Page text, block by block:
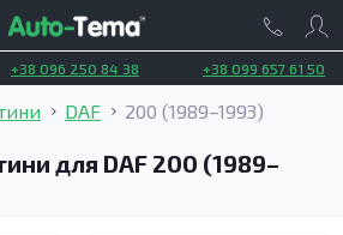
+38 096 250 84 38 +38 099 657 61 50
DAF 200 (1989–1993)
для DAF 200 (1989–